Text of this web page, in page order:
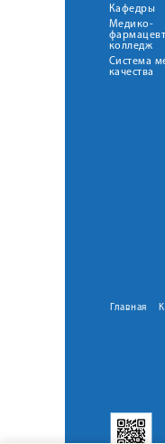
Кафедры
Медико-
колледж
Система
качества
Главная